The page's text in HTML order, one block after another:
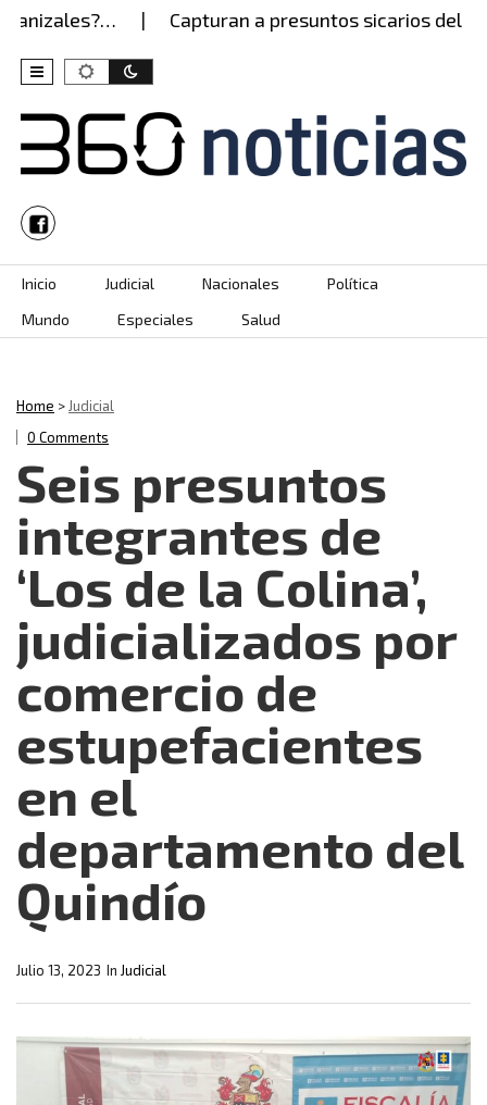
Capturan a presuntos sicarios del
Skip to content
Inicio Judicial Nacionales
Política
Mundo
Especiales Salud
Home >Judicial
0 Comments
Seis presuntos
integrantes de
‘Los de la Colina’,
judicializados por
comercio de
estupefacientes
en el
departamento del
Quindío
In Judicial
Julio 13, 2023